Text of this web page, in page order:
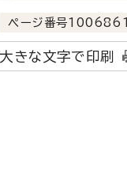
ページ番号1006861
大きな文字で印刷